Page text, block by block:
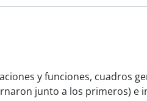
y funciones, cuadros
junto a los primeros) e